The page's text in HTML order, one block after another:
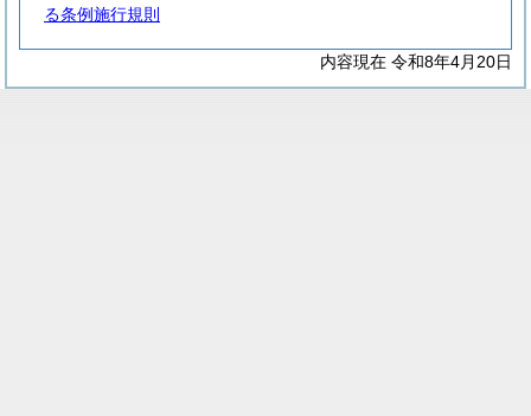
る条例施行規則
内容現在 令和8年4月20日